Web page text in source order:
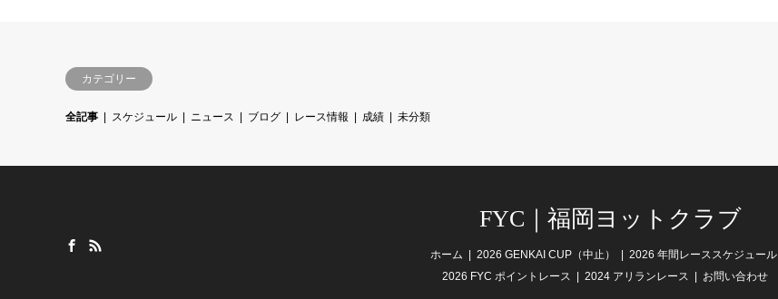
カテゴリー
全記事 スケジュール ニュース ブログ レース情報 成績 未分類
FYC｜福岡ヨットクラブ
ホーム 2026 GENKAI CUP（中止）
2026 年間レーススケジュール
2026 FYC ポイントレース
2024 アリランレース お問い合わせ